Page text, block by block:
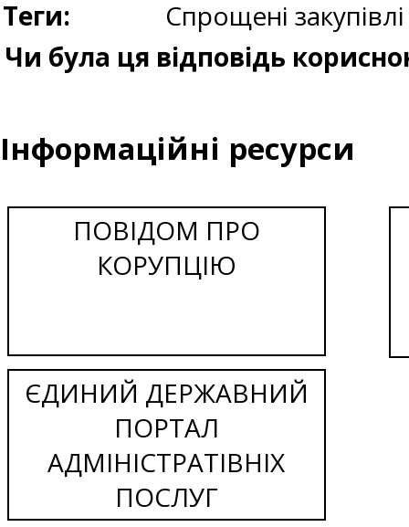
Теги:
Спрощені закупівлі
Чи була ця відповідь
Інформаційні ресурси
ПОВІДОМ ПРО
КОРУПЦІЮ
ЄДИНИЙ ДЕРЖАВНИЙ
ПОРТАЛ
АДМІНІСТРАТІВНІХ
ПОСЛУГ